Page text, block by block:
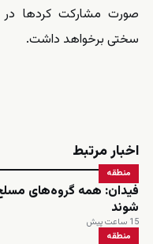
صورت مشارکت کردها در
سختی برخواهد داشت.
اخبار مرتبط
منطقه
فیدان: همه گروه‌های
شوند
15 ساعت پیش
منطقه